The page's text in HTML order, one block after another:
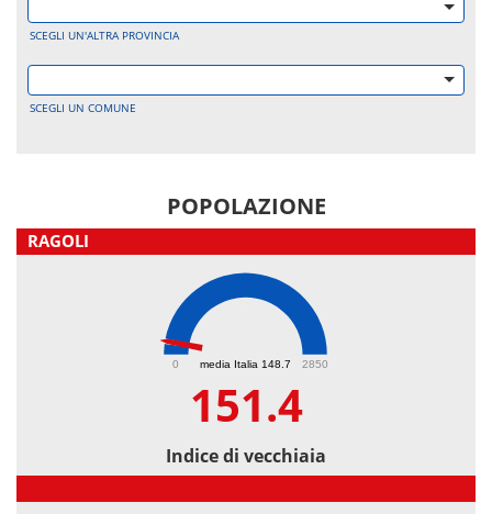
SCEGLI UN'ALTRA PROVINCIA
SCEGLI UN COMUNE
POPOLAZIONE
RAGOLI
media Italia 148.7
0 2850
151.4
Indice di vecchiaia